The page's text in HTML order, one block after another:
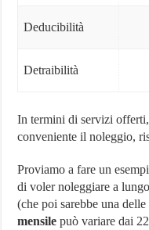
Deducibilità
Detraibilità
In termini di servizi
conveniente il noleggio,
Proviamo a fare un
di voler noleggiare a
(che poi sarebbe una
mensile può variare dai